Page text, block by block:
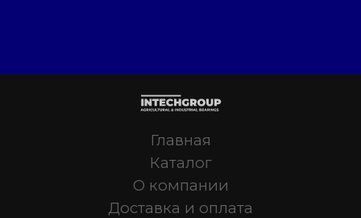
Главная
Каталог
О компании
Доставка и оплата